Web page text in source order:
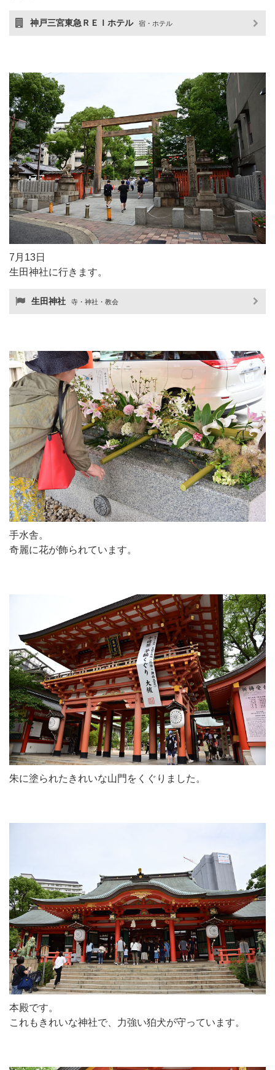
神戸三宮東急ＲＥＩホテル 宿・ホテル
7月13日
生田神社に行きます。
生田神社 寺・神社・教会
手水舎。
奇麗に花が飾られています。
朱に塗られたきれいな山門をくぐりました。
本殿です。
これもきれいな神社で、力強い狛犬が守っています。